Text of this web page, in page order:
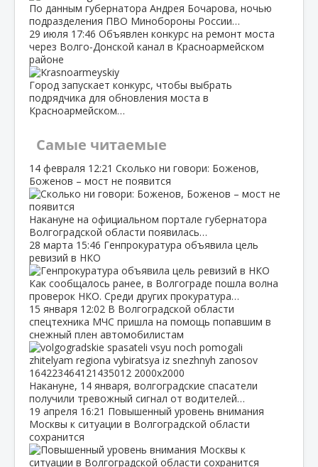
По данным губернатора Андрея Бочарова, ночью
подразделения ПВО Минобороны России…
29 июля 17:46 Объявлен конкурс на ремонт моста
через Волго‑Донской канал в Красноармейском
районе
Город запускает конкурс, чтобы выбрать
подрядчика для обновления моста в
Красноармейском…
Самые читаемые
14 февраля 12:21 Сколько ни говори: Боженов,
Боженов – мост не появится
Накануне на официальном портале губернатора
Волгоградской области появилась…
28 марта 15:46 Генпрокуратура объявила цель
ревизий в НКО
Как сообщалось ранее, в Волгограде пошла волна
проверок НКО. Среди других прокуратура…
15 января 12:02 В Волгоградской области
спецтехника МЧС пришла на помощь попавшим в
снежный плен автомобилистам
Накануне, 14 января, волгоградские спасатели
получили тревожный сигнал от водителей…
19 апреля 16:21 Повышенный уровень внимания
Москвы к ситуации в Волгоградской области
сохранится